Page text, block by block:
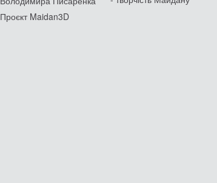
Проєкт Maidan3D